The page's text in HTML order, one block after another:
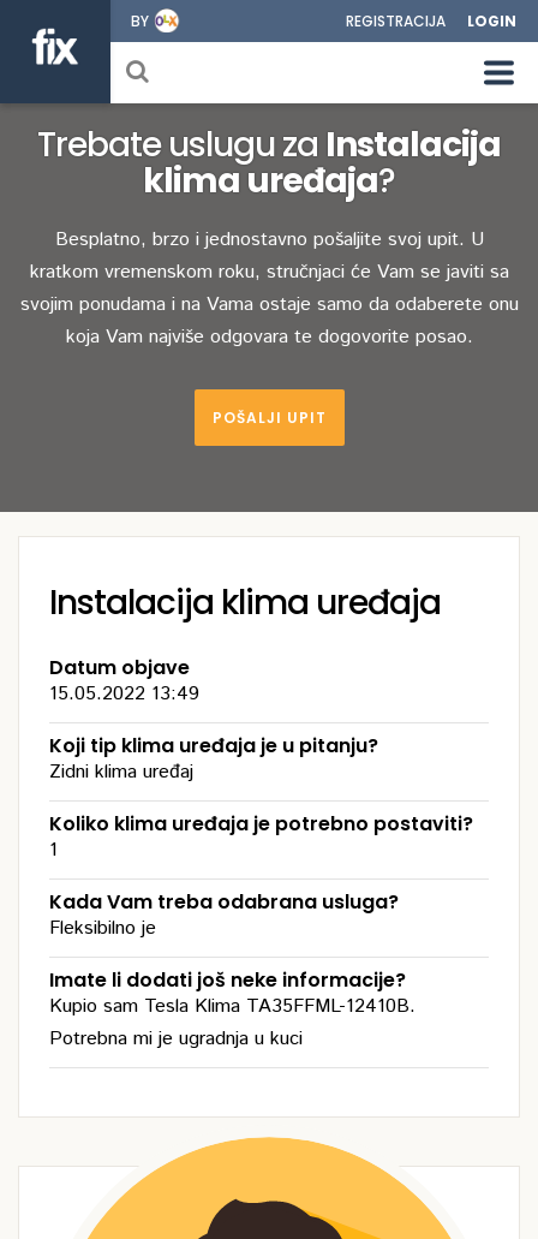
BY REGISTRACIJA LOGIN
Trebate uslugu za Instalacija
klima uređaja?
Besplatno, brzo i jednostavno pošaljite svoj upit. U
kratkom vremenskom roku, stručnjaci će Vam se javiti sa
svojim ponudama i na Vama ostaje samo da odaberete onu
koja Vam najviše odgovara te dogovorite posao.
POŠALJI UPIT
Instalacija klima uređaja
Datum objave
15.05.2022 13:49
Koji tip klima uređaja je u pitanju?
Zidni klima uređaj
Koliko klima uređaja je potrebno postaviti?
1
Kada Vam treba odabrana usluga?
Fleksibilno je
Imate li dodati još neke informacije?
Kupio sam Tesla Klima TA35FFML-12410B.
Potrebna mi je ugradnja u kuci